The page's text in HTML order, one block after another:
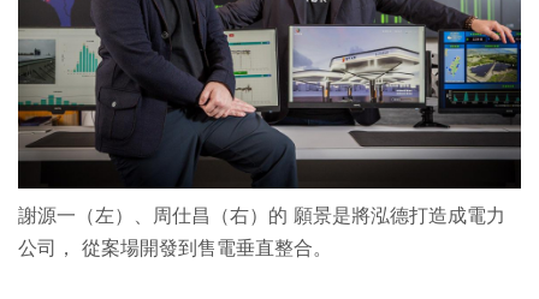
謝源一（左）、周仕昌（右）的 願景是將泓德打造成電力
公司， 從案場開發到售電垂直整合。